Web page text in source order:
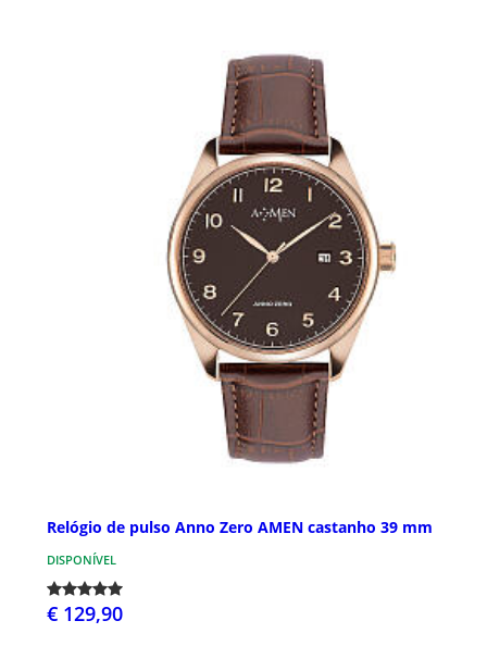
Relógio de pulso Anno Zero AMEN castanho 39 mm
DISPONÍVEL
€ 129,90